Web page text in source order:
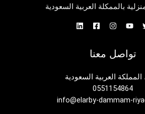
بالممكلة العربية السعودية
تواصل معنا
المملكة العربية السعودية
0551154864
info@elarby-dammam-